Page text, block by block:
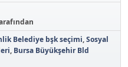
Belediye bşk seçimi Sosyal
Bursa Büyükşehir Bld